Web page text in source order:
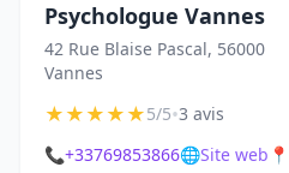
Psychologue Vannes
42 Rue Blaise Pascal, 56000
Vannes
★★★★★5/5•3 avis
📞+33769853866🌐Site web 📍